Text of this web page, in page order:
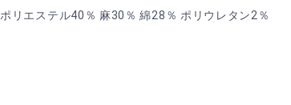
ポリエステル40％ 麻30％ 綿28％ ポリウレタン2％